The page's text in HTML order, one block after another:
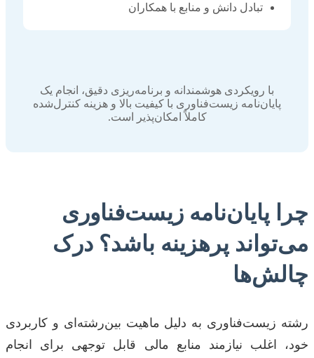
تبادل دانش و منابع با همکاران
با رویکردی هوشمندانه و برنامه‌ریزی دقیق، انجام یک
پایان‌نامه زیست‌فناوری با کیفیت بالا و هزینه کنترل‌شده
کاملاً امکان‌پذیر است.
چرا پایان‌نامه زیست‌فناوری
می‌تواند پرهزینه باشد؟ درک
چالش‌ها
رشته زیست‌فناوری به دلیل ماهیت بین‌رشته‌ای و کاربردی
خود، اغلب نیازمند منابع مالی قابل توجهی برای انجام